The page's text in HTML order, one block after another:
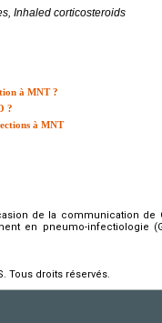
Inhaled corticosteroids
à MNT ?
?
à MNT
de la communication de
en pneumo-infectiologie
Tous droits réservés.